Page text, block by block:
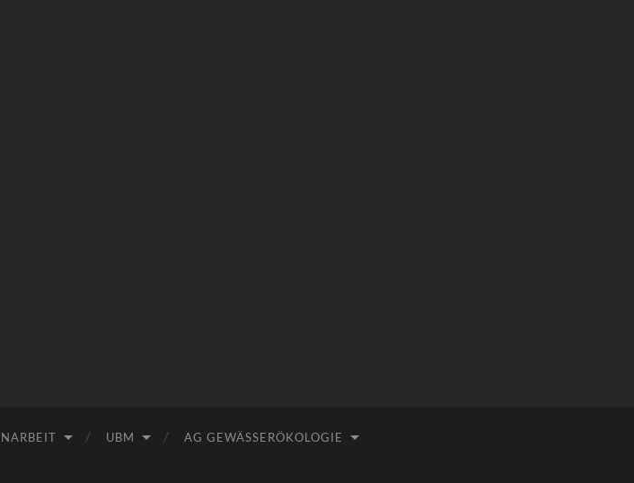
e.V.
UBM AG GEWÄSSERÖKOLOGIE